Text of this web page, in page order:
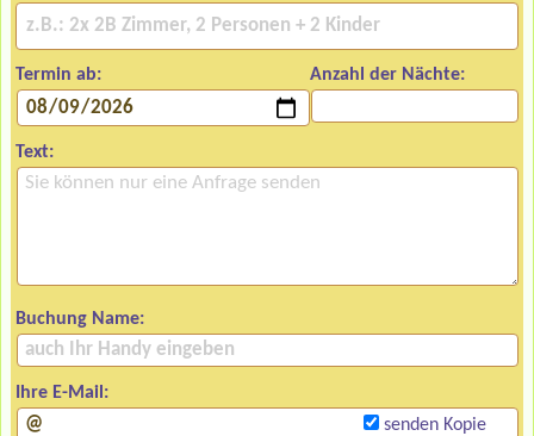
Termin ab: Anzahl der Nächte:
Text:
Buchung Name:
Ihre E-Mail:
senden Kopie